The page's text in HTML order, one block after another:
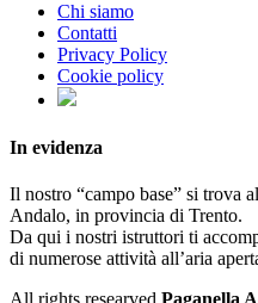
Chi siamo
Contatti
Privacy Policy
Cookie policy
In evidenza
Il nostro “campo base” si trova
Andalo, in provincia di Trento.
Da qui i nostri istruttori ti
di numerose attività all’aria
All rights researved Paganella